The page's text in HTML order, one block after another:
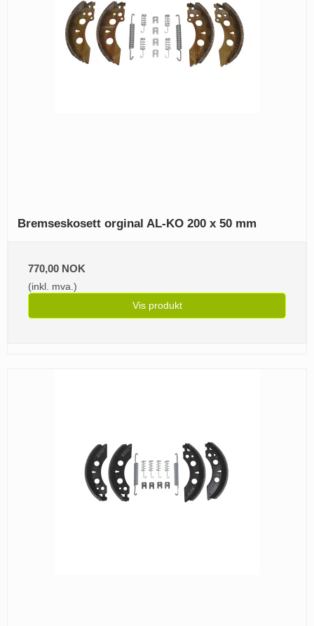
Bremseskosett orginal AL-KO 200 x 50 mm
770,00 NOK
(inkl. mva.)
Vis produkt